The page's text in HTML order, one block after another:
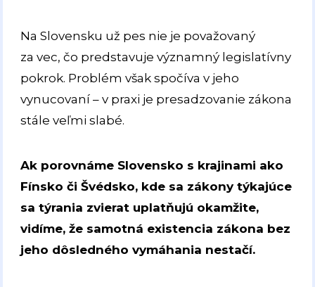
Na Slovensku už pes nie je považovaný
za vec, čo predstavuje významný legislatívny
pokrok. Problém však spočíva v jeho
vynucovaní – v praxi je presadzovanie zákona
stále veľmi slabé.
Ak porovnáme Slovensko s krajinami ako
Fínsko či Švédsko, kde sa zákony týkajúce
sa týrania zvierat uplatňujú okamžite,
vidíme, že samotná existencia zákona bez
jeho dôsledného vymáhania nestačí.